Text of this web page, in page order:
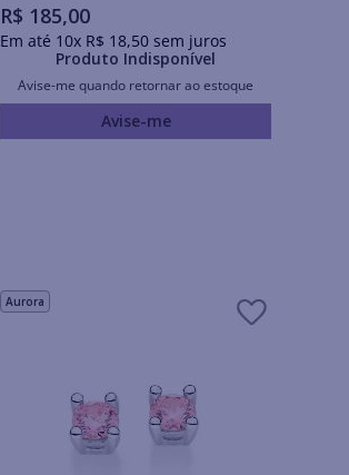
R$ 185,00
Em até 10x R$ 18,50 sem juros
Produto Indisponível
Avise-me quando retornar ao estoque
Avise-me
Aurora